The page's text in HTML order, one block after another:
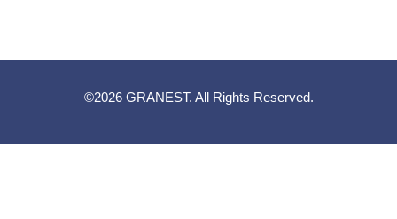
©2026 GRANEST. All Rights Reserved.